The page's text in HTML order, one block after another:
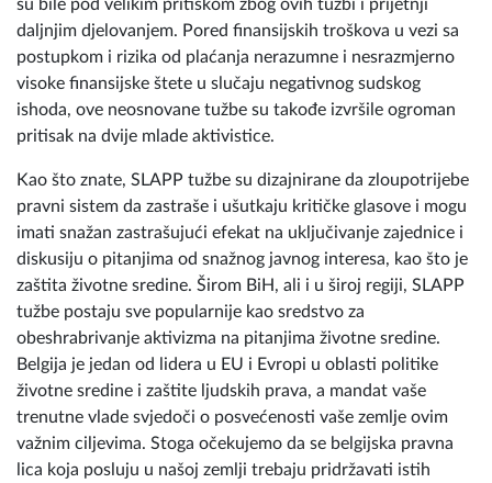
su bile pod velikim pritiskom zbog ovih tužbi i prijetnji
daljnjim djelovanjem. Pored finansijskih troškova u vezi sa
postupkom i rizika od plaćanja nerazumne i nesrazmjerno
visoke finansijske štete u slučaju negativnog sudskog
ishoda, ove neosnovane tužbe su takođe izvršile ogroman
pritisak na dvije mlade aktivistice.
Kao što znate, SLAPP tužbe su dizajnirane da zloupotrijebe
pravni sistem da zastraše i ušutkaju kritičke glasove i mogu
imati snažan zastrašujući efekat na uključivanje zajednice i
diskusiju o pitanjima od snažnog javnog interesa, kao što je
zaštita životne sredine. Širom BiH, ali i u široj regiji, SLAPP
tužbe postaju sve popularnije kao sredstvo za
obeshrabrivanje aktivizma na pitanjima životne sredine.
Belgija je jedan od lidera u EU i Evropi u oblasti politike
životne sredine i zaštite ljudskih prava, a mandat vaše
trenutne vlade svjedoči o posvećenosti vaše zemlje ovim
važnim ciljevima. Stoga očekujemo da se belgijska pravna
lica koja posluju u našoj zemlji trebaju pridržavati istih